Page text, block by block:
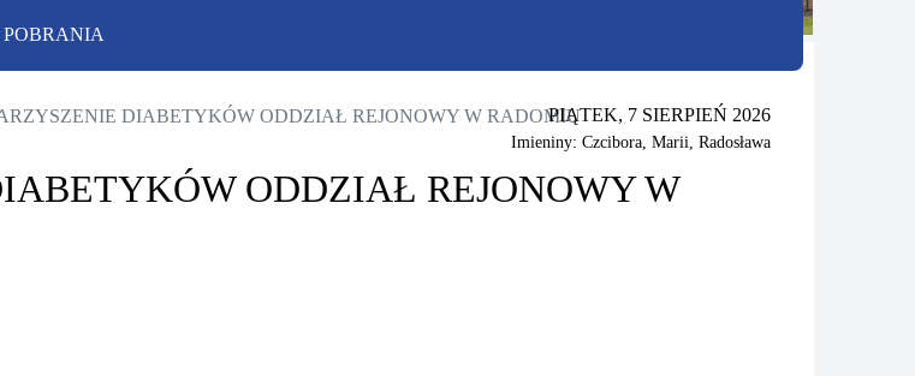
POBRANIA
PIĄTEK, 7 SIERPIEŃ 2026
Imieniny: Czcibora, Marii, Radosława
DIABETYKÓW ODDZIAŁ REJONOWY W RADOMIU
ODDZIAŁ REJONOWY W